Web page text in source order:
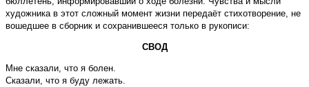
художника в этот сложный момент жизни передаёт стихотворение, не
вошедшее в сборник и сохранившееся только в рукописи:
СВОД
Мне сказали, что я болен.
Сказали, что я буду лежать.